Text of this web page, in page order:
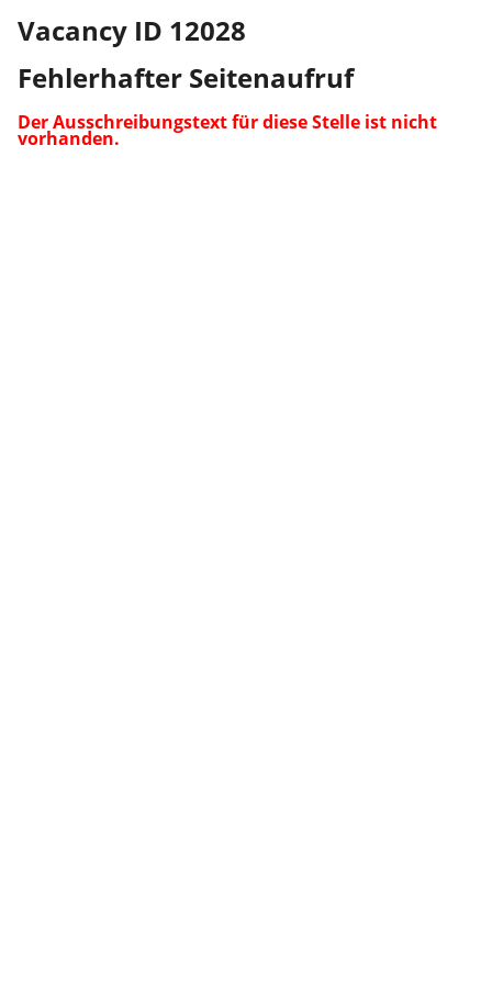
Vacancy ID 12028
Fehlerhafter Seitenaufruf
Der Ausschreibungstext für diese Stelle ist nicht
vorhanden.